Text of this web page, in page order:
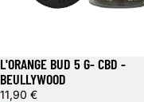
L'ORANGE BUD 5 G- CBD -
BEULLYWOOD
11,90 €